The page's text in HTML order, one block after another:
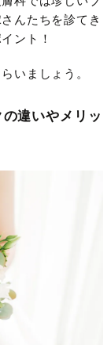
んたちを診てき
ント！
いましょう。
違いやメリッ